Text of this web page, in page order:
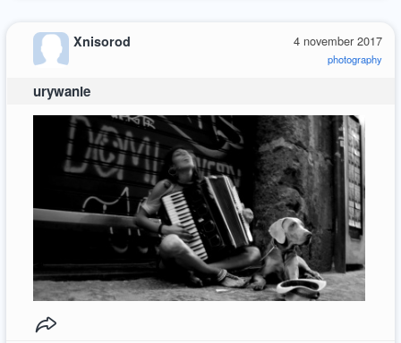
4 november 2017
photography
Xnisorod
urywanie